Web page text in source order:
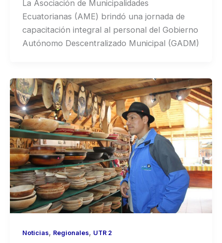
La Asociación de Municipalidades
Ecuatorianas (AME) brindó una jornada de
capacitación integral al personal del Gobierno
Autónomo Descentralizado Municipal (GADM)
Noticias, Regionales, UTR 2